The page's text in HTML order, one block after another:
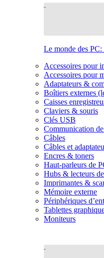
Le monde des PC:
Accessoires pour
Accessoires pour
Adaptateurs &
Boîtiers externes
Caisses
Claviers & souris
Clés USB
Communication
Câbles
Câbles et
Encres & toners
Haut-parleurs de
Hubs & lecteurs
Imprimantes &
Mémoire externe
Périphériques
Tablettes
Moniteurs